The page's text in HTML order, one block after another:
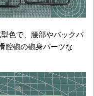
色で、腰部やバックパ
腔砲の砲身パーツな